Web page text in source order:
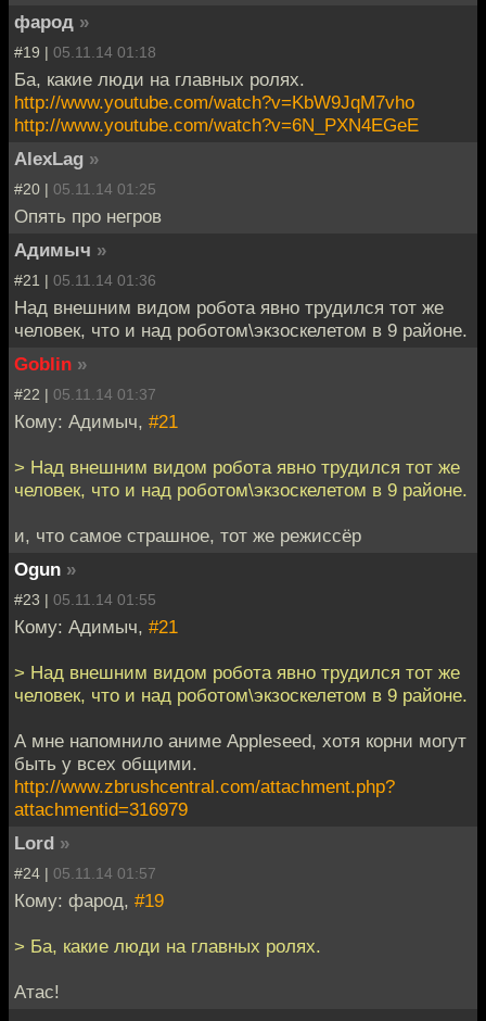
фарод »
#19 | 05.11.14 01:18
Ба, какие люди на главных ролях.
http://www.youtube.com/watch?v=KbW9JqM7vho
http://www.youtube.com/watch?v=6N_PXN4EGeE
AlexLag »
#20 | 05.11.14 01:25
Опять про негров
Адимыч »
#21 | 05.11.14 01:36
Над внешним видом робота явно трудился тот же
человек, что и над роботом\экзоскелетом в 9 районе.
Goblin »
#22 | 05.11.14 01:37
Кому: Адимыч, #21
> Над внешним видом робота явно трудился тот же
человек, что и над роботом\экзоскелетом в 9 районе.
и, что самое страшное, тот же режиссёр
Ogun »
#23 | 05.11.14 01:55
Кому: Адимыч, #21
> Над внешним видом робота явно трудился тот же
человек, что и над роботом\экзоскелетом в 9 районе.
А мне напомнило аниме Appleseed, хотя корни могут
быть у всех общими.
http://www.zbrushcentral.com/attachment.php?
attachmentid=316979
Lord »
#24 | 05.11.14 01:57
Кому: фарод, #19
> Ба, какие люди на главных ролях.
Атас!